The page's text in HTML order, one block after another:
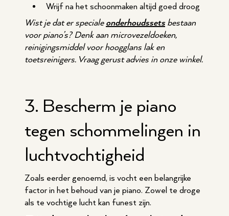
Wrijf na het schoonmaken altijd goed droog
Wist je dat er speciale onderhoudssetsbestaan
voor piano’s? Denk aan microvezeldoeken,
reinigingsmiddel voor hoogglans lak en
toetsreinigers. Vraag gerust advies in onze winkel.
3. Bescherm je piano
tegen schommelingen in
luchtvochtigheid
Zoals eerder genoemd, is vocht een belangrijke
factor in het behoud van je piano. Zowel te droge
als te vochtige lucht kan funest zijn.